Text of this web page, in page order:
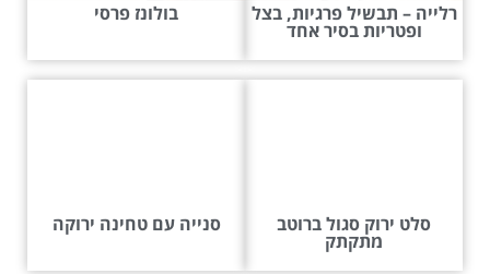
רלייה – תבשיל פרגיות, בצל
ופטריות בסיר אחד
בולונז פרסי
סלט ירוק סגול ברוטב
מתקתק
סנייה עם טחינה ירוקה